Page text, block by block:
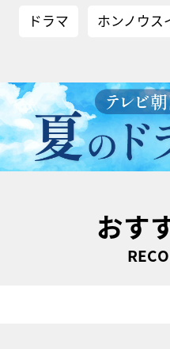
ドラマ ホンノウス
おす